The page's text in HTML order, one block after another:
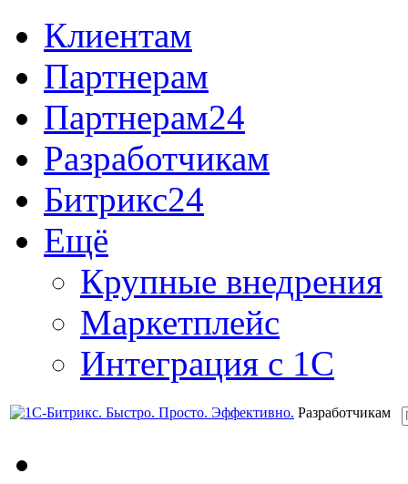
Клиентам
Партнерам
Партнерам24
Разработчикам
Битрикс24
Ещё
Крупные внедрения
Маркетплейс
Интеграция с 1С
Разработчикам